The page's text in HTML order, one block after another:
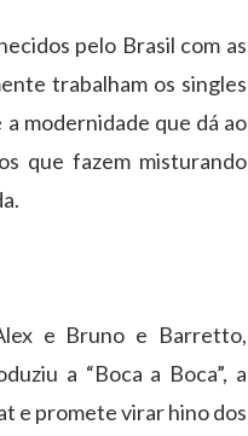
pelo Brasil com as
trabalham os singles
a modernidade que dá ao
que fazem misturando
e Bruno e Barretto,
a “Boca a Boca”, a
e promete virar hino dos